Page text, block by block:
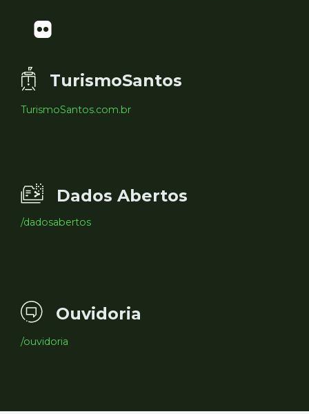
TurismoSantos
TurismoSantos.com.br
Dados Abertos
/dadosabertos
Ouvidoria
/ouvidoria